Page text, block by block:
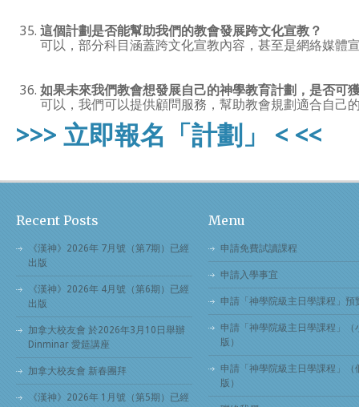
這個計劃是否能幫助我們的教會發展跨文化宣教？
可以，部分科目涵蓋跨文化宣教內容，甚至是網絡媒體
如果未來我們教會想發展自己的神學教育計劃，是否可
可以，我們可以提供顧問服務，幫助教會規劃適合自己
>>> 立即報名「計劃」 < <<
Recent Posts
《漢神》2026年 7月號（第7期）已經
出版
《漢神》2026年 4月號（第6期）已經
出版
加拿大校友會 於2026年3月10日舉辦
Dinminar 愛筵講座
加拿大校友會 新春團拜
《漢神》2026年 1月號（第5期）已經
Menu
申請免費試讀課程
申請入學事宜
申請「神學院級主日學課程」預
申請「神學院級主日學課程」（
版）
申請「神學院級主日學課程」（
版）